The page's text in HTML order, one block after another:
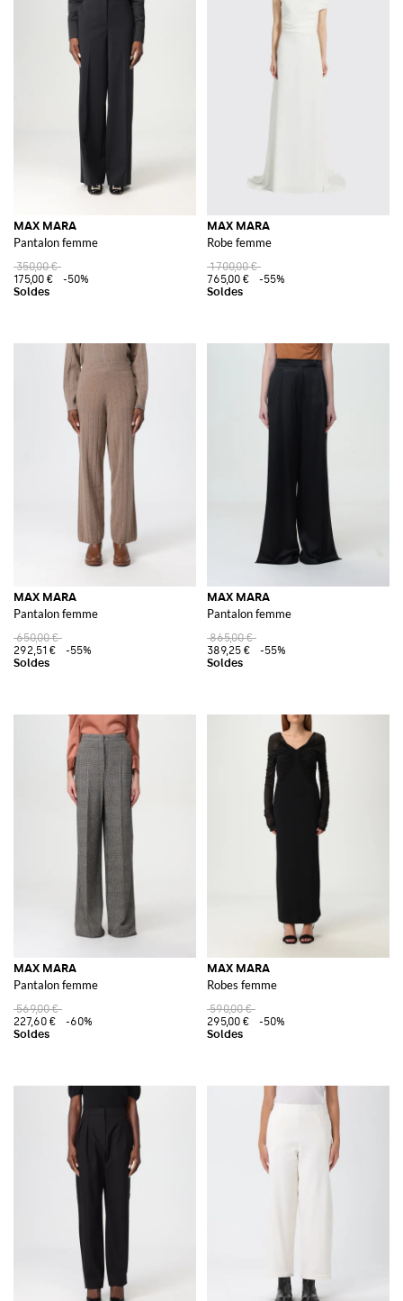
MAX MARA
Pantalon femme
350,00 €
175,00 €
-50%
MAX MARA
Robe femme
1 700,00 €
765,00 €
-55%
MAX MARA
Pantalon femme
650,00 €
292,51 €
-55%
MAX MARA
Pantalon femme
865,00 €
389,25 €
-55%
MAX MARA
Pantalon femme
569,00 €
227,60 €
-60%
MAX MARA
Robes femme
590,00 €
295,00 €
-50%